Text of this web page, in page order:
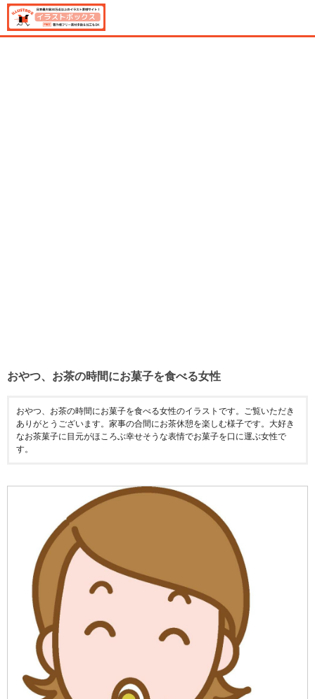
おやつ、お茶の時間にお菓子を食べる女性
おやつ、お茶の時間にお菓子を食べる女性のイラストです。ご覧いただき
ありがとうございます。家事の合間にお茶休憩を楽しむ様子です。大好き
なお茶菓子に目元がほころぶ幸せそうな表情でお菓子を口に運ぶ女性で
す。